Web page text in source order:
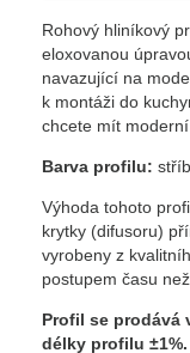
Rohový hliníkový
eloxovanou
navazující na
k montáži do
chcete mít moderní
Barva profilu:
Výhoda tohoto
krytky (difusoru)
vyrobeny z
postupem času
Profil se prodává
délky profilu ±1%.